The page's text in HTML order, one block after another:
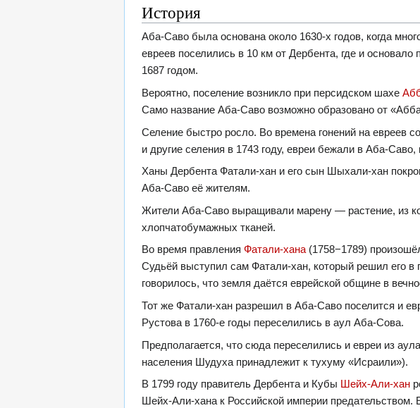
История
Аба-Саво была основана около 1630-х годов, когда
евреев поселились в 10 км от Дербента, где и
1687 годом.
Вероятно, поселение возникло при персидском шахе
Само название Аба-Саво возможно образовано от
Селение быстро росло. Во времена гонений на евреев
и другие селения в 1743 году, евреи бежали в Аба-
Ханы Дербента Фатали-хан и его сын Шыхали-хан
Аба-Саво её жителям.
Жители Аба-Саво выращивали марену — растение, из
хлопчатобумажных тканей.
Во время правления Фатали-хана(1758−1789)
Судьёй выступил сам Фатали-хан, который решил его
говорилось, что земля даётся еврейской общине в
Тот же Фатали-хан разрешил в Аба-Саво поселится и
Рустова в 1760-е годы переселились в аул Аба-Сова.
Предполагается, что сюда переселились и евреи из
населения Шудуха принадлежит к тухуму «Исраили»).
В 1799 году правитель Дербента и Кубы Шейх-Али-хан
Шейх-Али-хана к Российской империи